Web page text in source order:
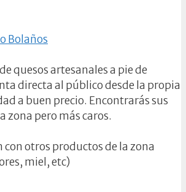
Bolaños
quesos artesanales a pie de
directa al público desde la propia
a buen precio. Encontrarás sus
zona pero más caros.
otros productos de la zona
miel, etc)